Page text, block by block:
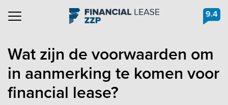
Navigation 9.4
Wat zijn de voorwaarden om
in aanmerking te komen voor
financial lease?